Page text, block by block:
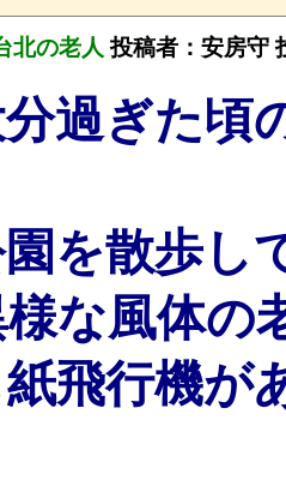
北の老人 投稿者：安房守
過ぎた頃
を散歩し
な風体の
飛行機が